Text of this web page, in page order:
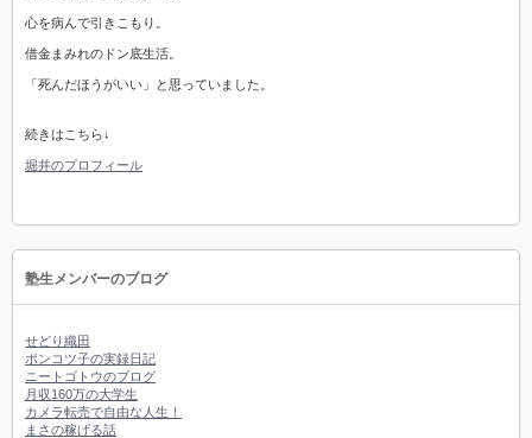
心を病んで引きこもり。
借金まみれのドン底生活。
「死んだほうがいい」と思っていました。
続きはこちら↓
堀井のプロフィール
塾生メンバーのブログ
せどり織田
ポンコツ子の実録日記
ニートゴトウのブログ
月収160万の大学生
カメラ転売で自由な人生！
まさの稼げる話